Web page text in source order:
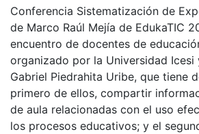
Conferencia Sistematización de
de Marco Raúl Mejía de EdukaTIC
encuentro de docentes de
organizado por la Universidad Icesi
Gabriel Piedrahita Uribe, que tiene
primero de ellos, compartir
de aula relacionadas con el uso
los procesos educativos; y el